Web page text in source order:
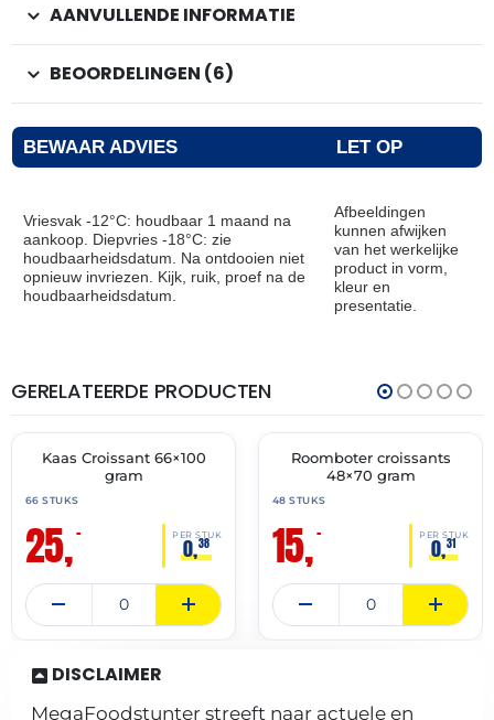
AANVULLENDE INFORMATIE
BEOORDELINGEN (6)
BEWAAR ADVIES LET OP
Vriesvak -12°C: houdbaar 1 maand na
aankoop. Diepvries -18°C: zie
houdbaarheidsdatum. Na ontdooien niet
opnieuw invriezen. Kijk, ruik, proef na de
houdbaarheidsdatum.
Afbeeldingen
kunnen afwijken
van het werkelijke
product in vorm,
kleur en
presentatie.
GERELATEERDE PRODUCTEN
🔥 OP=OP
THT:
31-
Kaas Croissant 66×100
gram
66 STUKS
25,– PER STUK
0,38
🔥 OP=OP
Roomboter croissants
48×70 gram
48 STUKS
15,– PER STUK
0,31
DISCLAIMER
MegaFoodstunter streeft naar actuele en